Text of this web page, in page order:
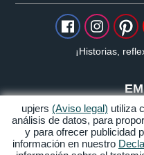
¡Historias,
Socios y
upjers (Aviso legal) utiliza
análisis de datos, para
y para ofrecer publicidad
información en nuestro